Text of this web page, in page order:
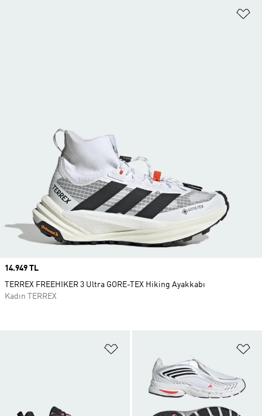
Price
14.949 TL
TERREX FREEHIKER 3 Ultra GORE-TEX Hiking Ayakkabı
Kadın TERREX